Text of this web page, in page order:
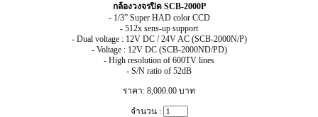
กล้องวงจรปิด SCB-2000P
- 1/3” Super HAD color CCD
- 512x sens-up support
- Dual voltage : 12V DC / 24V AC (SCB-2000N/P)
- Voltage : 12V DC (SCB-2000ND/PD)
- High resolution of 600TV lines
- S/N ratio of 52dB
ราคา: 8,000.00 บาท
จำนวน :